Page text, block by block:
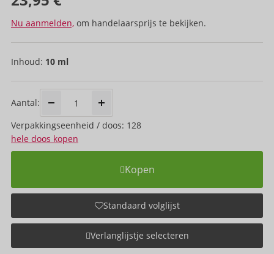
Nu aanmelden, om handelaarsprijs te bekijken.
Inhoud: 10 ml
Aantal:
Verpakkings­eenheid / doos: 128
hele doos kopen
Kopen
Standaard volglijst
Verlanglijstje selecteren